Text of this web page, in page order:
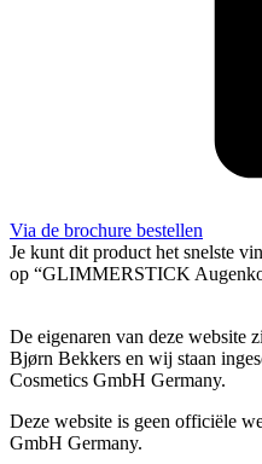
Via de brochure bestellen
Je kunt dit product het snelste
op “GLIMMERSTICK
De eigenaren van deze website
Bjørn Bekkers en wij staan
Cosmetics GmbH Germany.
Deze website is geen officiële
GmbH Germany.